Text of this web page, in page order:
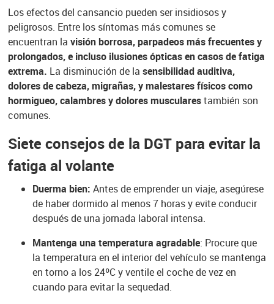
Los efectos del cansancio pueden ser insidiosos y
peligrosos. Entre los síntomas más comunes se
encuentran la visión borrosa, parpadeos más frecuentes y
prolongados, e incluso ilusiones ópticas en casos de fatiga
extrema. La disminución de la sensibilidad auditiva,
dolores de cabeza, migrañas, y malestares físicos como
hormigueo, calambres y dolores muscularestambién son
comunes.
Siete consejos de la DGT para evitar la
fatiga al volante
Duerma bien: Antes de emprender un viaje, asegúrese
de haber dormido al menos 7 horas y evite conducir
después de una jornada laboral intensa.
Mantenga una temperatura agradable: Procure que
la temperatura en el interior del vehículo se mantenga
en torno a los 24ºC y ventile el coche de vez en
cuando para evitar la sequedad.